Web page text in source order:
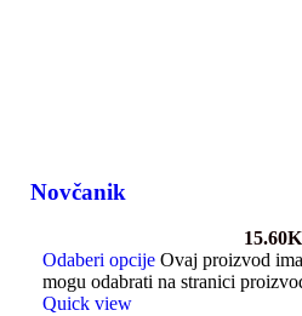
Novčanik
15.60
Odaberi opcije Ovaj proizvod
mogu odabrati na stranici
Quick view